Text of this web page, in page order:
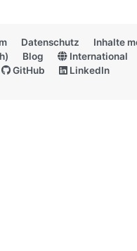
Datenschutz Inhalte
Blog International
GitHub
LinkedIn